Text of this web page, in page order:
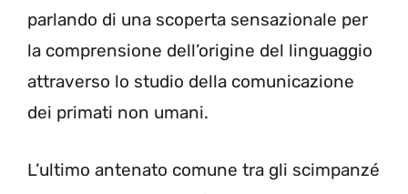
parlando di una scoperta sensazionale per
la comprensione dell’origine del linguaggio
attraverso lo studio della comunicazione
dei primati non umani.
L’ultimo antenato comune tra gli scimpanzé